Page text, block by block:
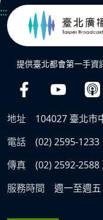
:::
提供臺北都會第一手資
地址
104027 臺北市
電話
(02) 2595-1233
傳真
(02) 2592-2588
服務時間
週一至週